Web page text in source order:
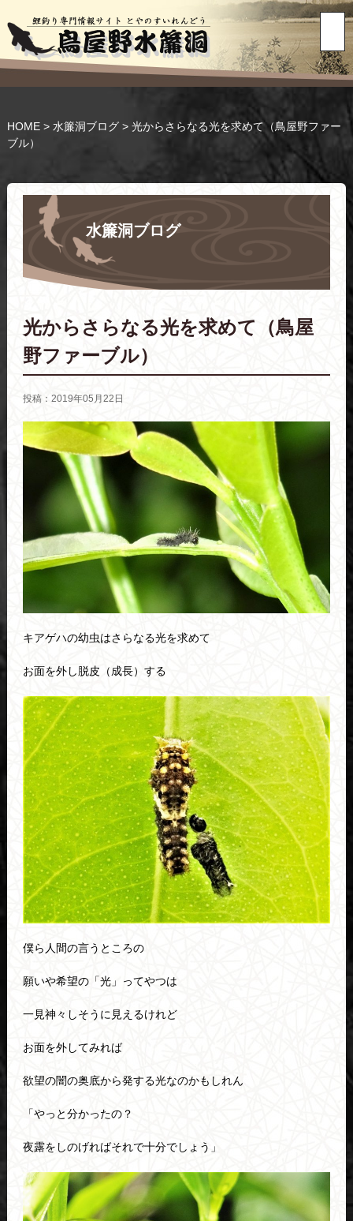
HOME> 水簾洞ブログ> 光からさらなる光を求めて（鳥屋野ファー
ブル）
水簾洞ブログ
光からさらなる光を求めて（鳥屋
野ファーブル）
投稿：2019年05月22日
キアゲハの幼虫はさらなる光を求めて
お面を外し脱皮（成長）する
僕ら人間の言うところの
願いや希望の「光」ってやつは
一見神々しそうに見えるけれど
お面を外してみれば
欲望の闇の奥底から発する光なのかもしれん
「やっと分かったの？
夜露をしのげればそれで十分でしょう」